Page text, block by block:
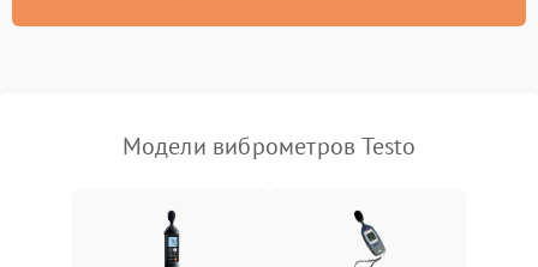
индикаторов
Модели виброметров Testo